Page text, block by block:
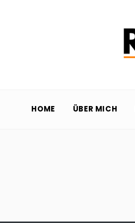
HOME ÜBER MICH